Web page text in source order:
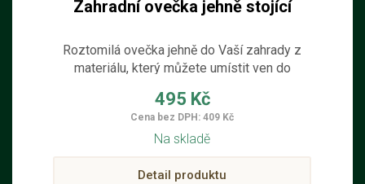
Zahradní ovečka jehně stojící
Roztomilá ovečka jehně do Vaší zahrady z
materiálu, který můžete umístit ven do
495 Kč
Cena bez DPH: 409 Kč
Na skladě
Detail produktu